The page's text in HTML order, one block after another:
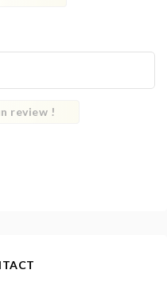
review !